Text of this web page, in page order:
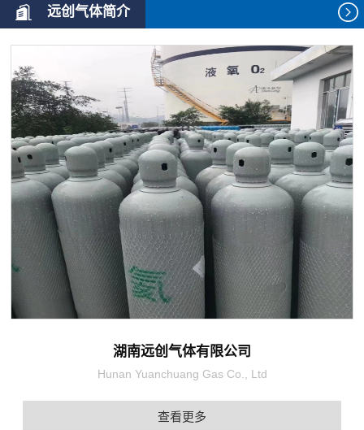
远创气体简介
湖南远创气体有限公司
Hunan Yuanchuang Gas Co., Ltd
查看更多